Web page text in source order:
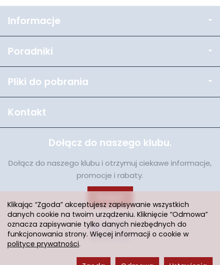
Informacje
Poradniki
Pliki do pobrania
Kontakt
Dołącz do naszego klubu.
Dołącz do naszego klubu i otrzymuj ciekawe informacje,
promocje i rabaty.
Klikając “Zgoda” akceptujesz zapisywanie wszystkich
danych cookie na twoim urządzeniu. Kliknięcie “Odmowa”
oznacza zapisywanie tylko danych niezbędnych do
funkcjonowania strony. Więcej informacji o cookie w
polityce prywatności.